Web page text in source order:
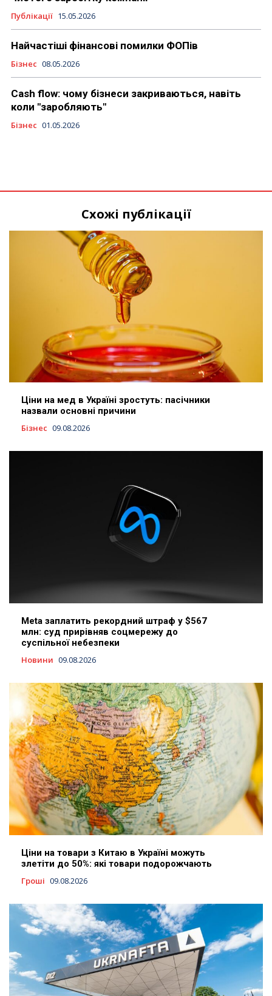
Публікації 15.05.2026
Найчастіші фінансові помилки ФОПів
Бізнес 08.05.2026
Cash flow: чому бізнеси закриваються, навіть
коли "заробляють"
Бізнес 01.05.2026
Схожі публікації
Ціни на мед в Україні зростуть: пасічники
назвали основні причини
Бізнес 09.08.2026
Meta заплатить рекордний штраф у $567
млн: суд прирівняв соцмережу до
суспільної небезпеки
Новини 09.08.2026
Ціни на товари з Китаю в Україні можуть
злетіти до 50%: які товари подорожчають
Гроші 09.08.2026